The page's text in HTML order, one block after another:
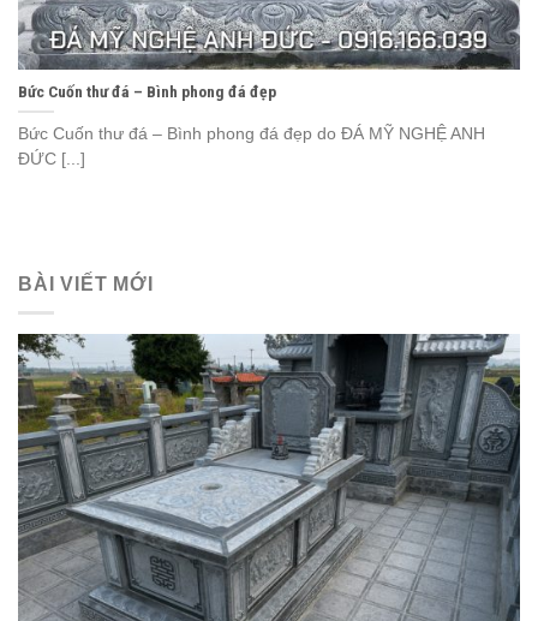
Bức Cuốn thư đá – Bình phong đá đẹp
Bức Cuốn thư đá – Bình phong đá đẹp do ĐÁ MỸ NGHỆ ANH
ĐỨC [...]
BÀI VIẾT MỚI